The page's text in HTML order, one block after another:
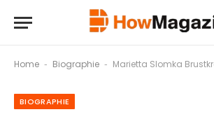
Home - Biographie - Marietta Slomka Brustkrebs: Wahrheit,
BIOGRAPHIE